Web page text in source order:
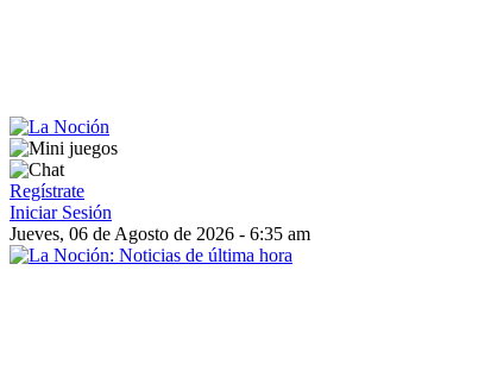
Regístrate
Iniciar Sesión
Jueves, 06 de Agosto de 2026 - 6:35 am